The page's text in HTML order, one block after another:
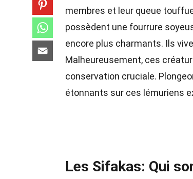
membres et leur queue
possèdent une fourrure
encore plus charmants. Ils
Malheureusement, ces
conservation cruciale.
étonnants sur ces lémuriens
Les Sifakas: Qui